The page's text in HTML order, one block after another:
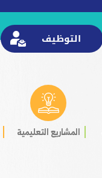
التوظيف
المشاريع التعليمية